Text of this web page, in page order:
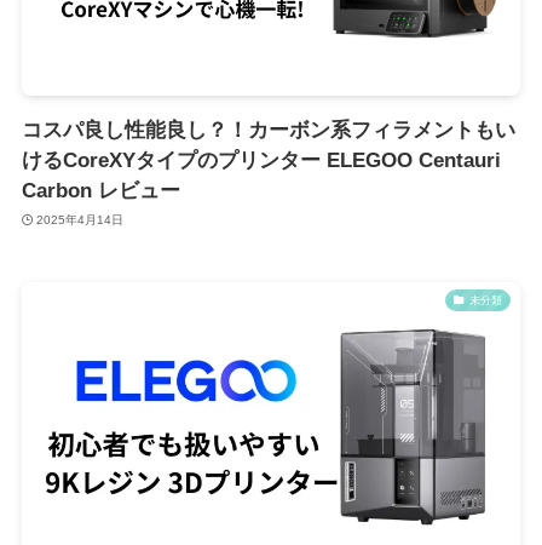
コスパ良し性能良し？！カーボン系フィラメントもい
けるCoreXYタイプのプリンター ELEGOO Centauri
Carbon レビュー
2025年4月14日
未分類